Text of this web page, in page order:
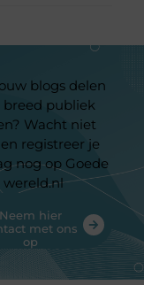
blogs delen
breed publiek
Wacht niet
registreer je
nog op Goede
Neem hier
met ons
op